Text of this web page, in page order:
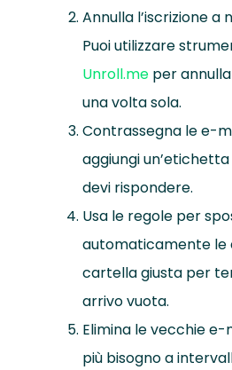
Annulla l’iscrizione a
Puoi utilizzare
Unroll.meper
una volta sola.
Contrassegna le e-
aggiungi
devi rispondere.
Usa le regole per
automaticamente le
cartella giusta per
arrivo vuota.
Elimina le vecchie e-
più bisogno a